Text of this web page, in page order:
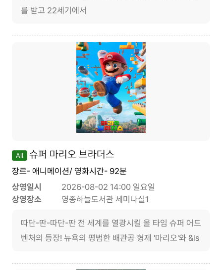
를 받고 22세기에서
All 슈퍼 마리오 브라더스
장르- 애니메이션/ 영화시간- 92분
상영일시
2026-08-02 14:00 일요일
상영장소
영종하늘도서관 세미나실1
따단-딴-따단-딴 전 세계를 열광시킬 올 타임 슈퍼 어드
벤처의 등장! 뉴욕의 평범한 배관공 형제 '마리오'와 &ls